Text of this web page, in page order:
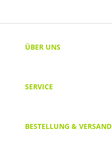
ÜBER UNS
SERVICE
BESTELLUNG & VERSAND